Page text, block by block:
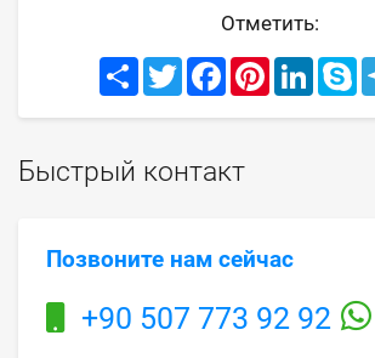
Отметить:
Share TwitterFacebookPinterest
Быстрый контакт
Позвоните нам сейчас
+90 507 773 92 92